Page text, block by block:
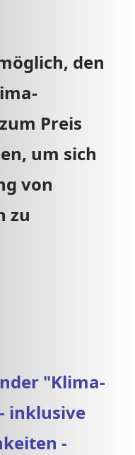
den
Preis
um sich
von
zu
"Klima-
inklusive
-